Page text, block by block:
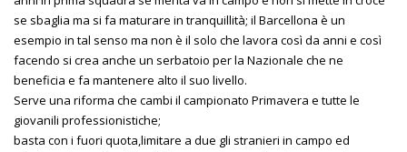
se sbaglia ma si fa maturare in tranquillità; il Barcellona è un
esempio in tal senso ma non è il solo che lavora così da anni e così
facendo si crea anche un serbatoio per la Nazionale che ne
beneficia e fa mantenere alto il suo livello.
Serve una riforma che cambi il campionato Primavera e tutte le
giovanili professionistiche;
basta con i fuori quota,limitare a due gli stranieri in campo ed